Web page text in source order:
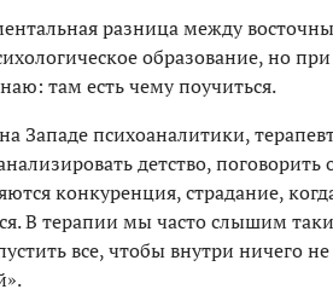
разница между
образование, но
там есть чему поучиться.
Западе психоаналитики,
детство,
конкуренция, страдание,
В терапии мы часто слышим
все, чтобы внутри ничего